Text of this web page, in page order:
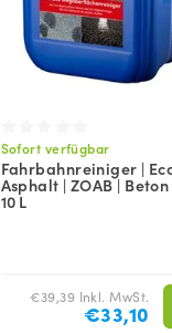
Sofort verfügbar
Fahrbahnreiniger |
Asphalt | ZOAB | Beton
10 L
€39,39 Inkl. MwSt.
€33,10